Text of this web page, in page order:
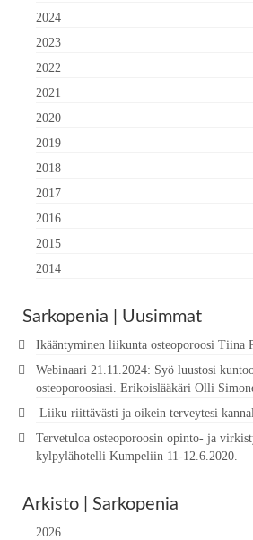
2024
2023
2022
2021
2020
2019
2018
2017
2016
2015
2014
Sarkopenia | Uusimmat
Ikääntyminen liikunta osteoporoosi Tiina
Webinaari 21.11.2024: Syö luustosi
osteoporoosiasi. Erikoislääkäri Olli
Liiku riittävästi ja oikein terveytesi
Tervetuloa osteoporoosin opinto- ja
kylpylähotelli Kumpeliin 11-12.6.2020.
Arkisto | Sarkopenia
2026